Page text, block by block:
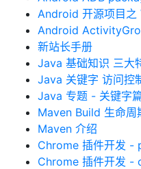
Android 开源项目之
Android
新站长手册
Java 基础知识 三大
Java 关键字 访问
Java 专题 - 关键字
Maven Build 生命周
Maven 介绍
Chrome 插件开发 -
Chrome 插件开发 -